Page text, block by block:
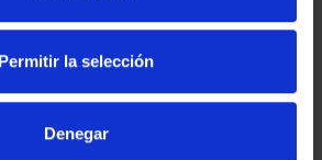
Permitir la selección
Denegar